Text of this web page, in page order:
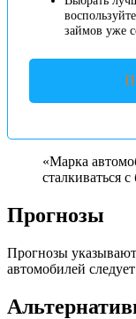
займов уже
«Марка
сталкиваться
Прогнозы
Прогнозы
автомобилей